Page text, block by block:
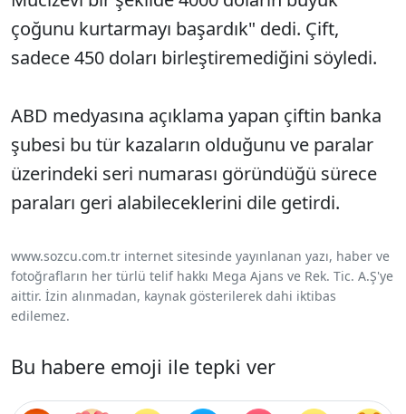
çoğunu kurtarmayı başardık" dedi. Çift,
sadece 450 doları birleştiremediğini söyledi.
ABD medyasına açıklama yapan çiftin banka
şubesi bu tür kazaların olduğunu ve paralar
üzerindeki seri numarası göründüğü sürece
paraları geri alabileceklerini dile getirdi.
www.sozcu.com.tr internet sitesinde yayınlanan yazı, haber ve
fotoğrafların her türlü telif hakkı Mega Ajans ve Rek. Tic. A.Ş'ye
aittir. İzin alınmadan, kaynak gösterilerek dahi iktibas
edilemez.
Bu habere emoji ile tepki ver